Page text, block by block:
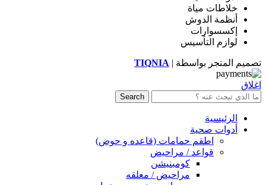
خلاطات مياة
أنظمة الدوش
إكسسوارات
لوازم التأسيس
تصميم المتجر بواسطة | TIQNIA
اغلاق
Search
الرئيسية
أدوات صحية
اطقم حمامات (قاعده و حوض)
قواعد / مراحيض
كومبنيشن
مراحيض / معلقه